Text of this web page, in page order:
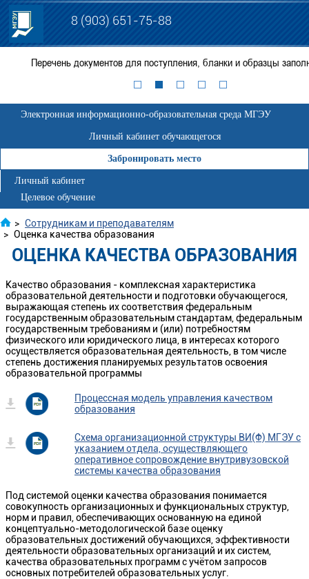
8 (903) 651-75-88
Перечень документов для поступления, бланки и образцы
Электронная информационно-образовательная среда МГЭУ
Личный кабинет обучающегося
Забронировать место
Личный кабинет
Целевое обучение
> Сотрудникам и преподавателям
> Оценка качества образования
ОЦЕНКА КАЧЕСТВА ОБРАЗОВАНИЯ
Качество образования - комплексная характеристика
образовательной деятельности и подготовки обучающегося,
выражающая степень их соответствия федеральным
государственным образовательным стандартам, федеральным
государственным требованиям и (или) потребностям
физического или юридического лица, в интересах которого
осуществляется образовательная деятельность, в том числе
степень достижения планируемых результатов освоения
образовательной программы
Процессная модель управления качеством
образования
Схема организационной структуры ВИ(Ф) МГЭУ с
указанием отдела, осуществляющего
оперативное сопровождение внутривузовской
системы качества образования
Под системой оценки качества образования понимается
совокупность организационных и функциональных структур,
норм и правил, обеспечивающих основанную на единой
концептуально-методологической базе оценку
образовательных достижений обучающихся, эффективности
деятельности образовательных организаций и их систем,
качества образовательных программ с учётом запросов
основных потребителей образовательных услуг.